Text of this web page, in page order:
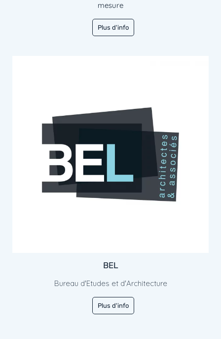
mesure
Plus d'info
BEL
Bureau d'Etudes et d'Architecture
Plus d'info